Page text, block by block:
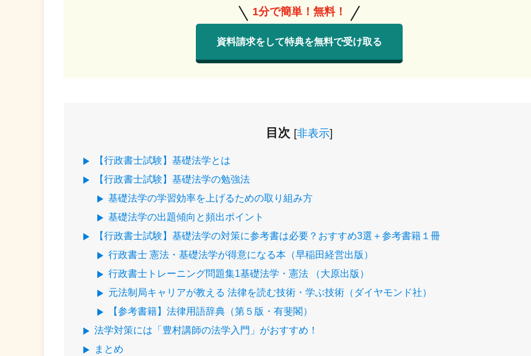
1分で簡単！無料！
資料請求をして特典を無料で受け取る
目次 [非表示]
【行政書士試験】基礎法学とは
【行政書士試験】基礎法学の勉強法
基礎法学の学習効率を上げるための取り組み方
基礎法学の出題傾向と頻出ポイント
【行政書士試験】基礎法学の対策に参考書は必要？おすすめ3選＋参考書籍１冊
行政書士 憲法・基礎法学が得意になる本（早稲田経営出版）
行政書士トレーニング問題集1基礎法学・憲法 （大原出版）
元法制局キャリアが教える 法律を読む技術・学ぶ技術（ダイヤモンド社）
【参考書籍】法律用語辞典（第５版・有斐閣）
法学対策には「豊村講師の法学入門」がおすすめ！
まとめ